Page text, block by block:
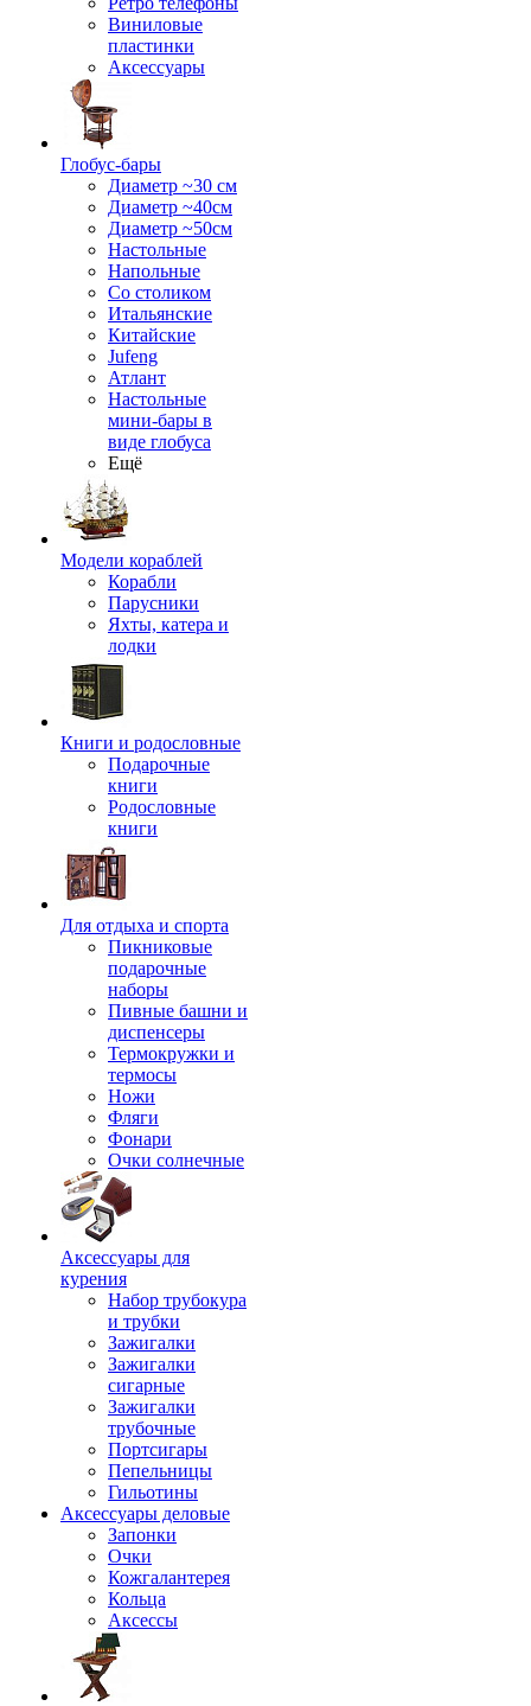
Виниловые
пластинки
Аксессуары
Глобус-бары
Диаметр ~30 см
Диаметр ~40см
Диаметр ~50см
Настольные
Напольные
Со столиком
Итальянские
Китайские
Jufeng
Атлант
Настольные
мини-бары в
виде глобуса
Ещё
Модели кораблей
Корабли
Парусники
Яхты, катера и
лодки
Книги и родословные
Подарочные
книги
Родословные
книги
Для отдыха и спорта
Пикниковые
подарочные
наборы
Пивные башни и
диспенсеры
Термокружки и
термосы
Ножи
Фляги
Фонари
Очки солнечные
Аксессуары для
курения
Набор трубокура
и трубки
Зажигалки
Зажигалки
сигарные
Зажигалки
трубочные
Портсигары
Пепельницы
Гильотины
Аксессуары деловые
Запонки
Очки
Кожгалантерея
Кольца
Аксессы